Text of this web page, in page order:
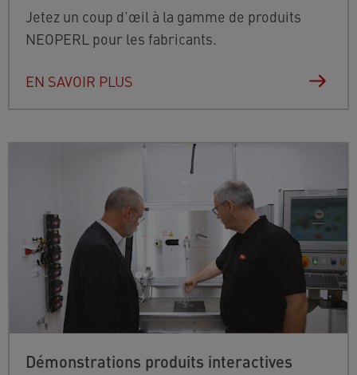
Jetez un coup d’œil à la gamme de produits
NEOPERL pour les fabricants.
EN SAVOIR PLUS
Démonstrations produits interactives